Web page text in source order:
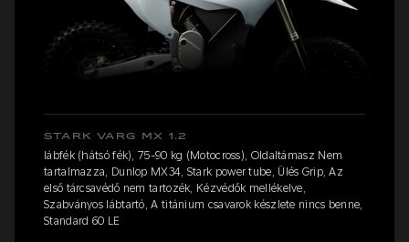
STARK VARG MX 1.2
lábfék (hátsó fék), 75-90 kg (Motocross), Oldaltámasz Nem
tartalmazza, Dunlop MX34, Stark power tube, Ülés Grip, Az
első tárcsavédő nem tartozék, Kézvédők mellékelve,
Szabványos lábtartó, A titánium csavarok készlete nincs benne,
Standard 60 LE